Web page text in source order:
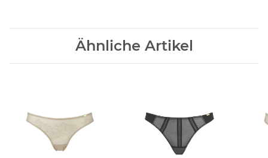
Ähnliche Artikel